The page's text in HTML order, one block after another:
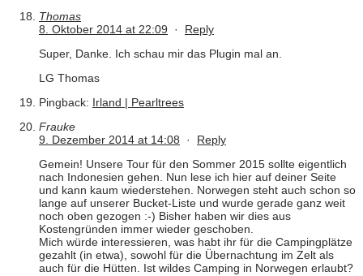
Thomas
8. Oktober 2014 at 22:09 · Reply
Super, Danke. Ich schau mir das Plugin mal an.
LG Thomas
Pingback: Irland | Pearltrees
Frauke
9. Dezember 2014 at 14:08 · Reply
Gemein! Unsere Tour für den Sommer 2015 sollte eigentlich
nach Indonesien gehen. Nun lese ich hier auf deiner Seite
und kann kaum wiederstehen. Norwegen steht auch schon so
lange auf unserer Bucket-Liste und wurde gerade ganz weit
noch oben gezogen :-) Bisher haben wir dies aus
Kostengründen immer wieder geschoben.
Mich würde interessieren, was habt ihr für die Campingplätze
gezahlt (in etwa), sowohl für die Übernachtung im Zelt als
auch für die Hütten. Ist wildes Camping in Norwegen erlaubt?